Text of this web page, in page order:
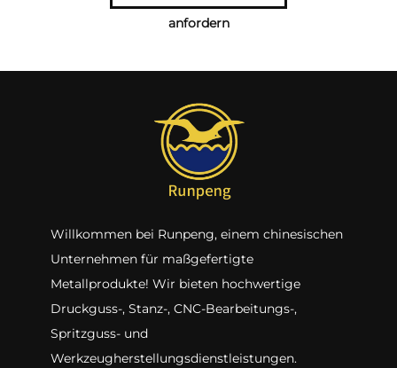
anfordern
Willkommen bei Runpeng, einem chinesischen
Unternehmen für maßgefertigte
Metallprodukte! Wir bieten hochwertige
Druckguss-, Stanz-, CNC-Bearbeitungs-,
Spritzguss- und
Werkzeugherstellungsdienstleistungen.